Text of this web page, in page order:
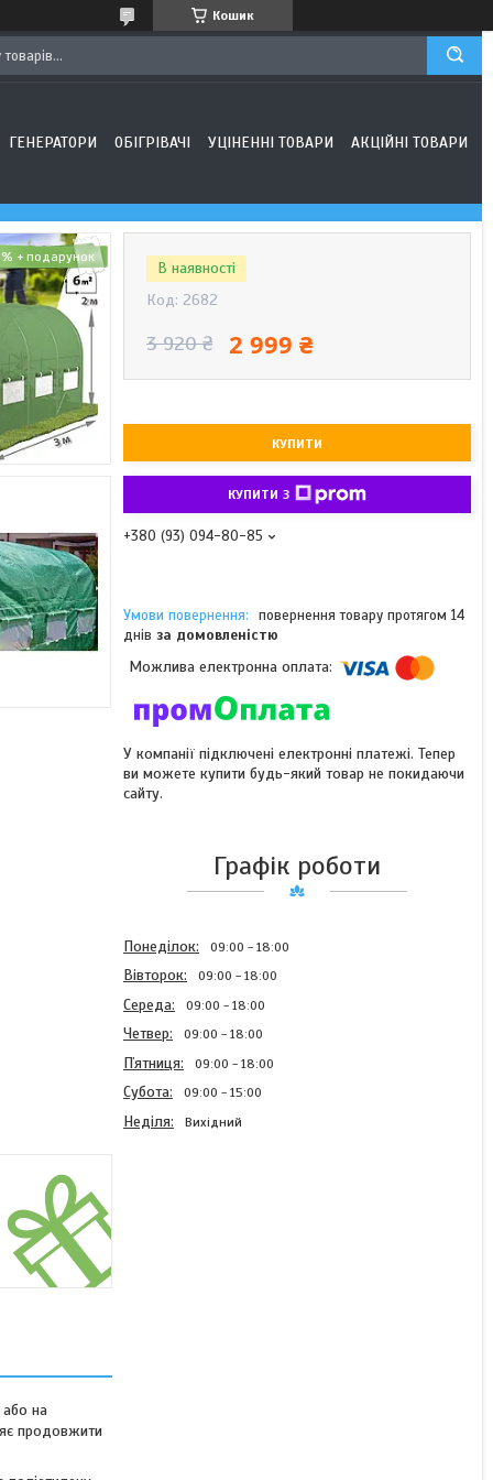
Кошик
ГЕНЕРАТОРИ ОБІГРІВАЧІ УЦІНЕННІ ТОВАРИ АКЦІЙНІ ТОВАРИ
на
продовжити
В наявності
Код: 2682
3 920 ₴ 2 999 ₴
КУПИТИ
КУПИТИ З
+380 (93) 094-80-85
повернення товару протягом 14
днів за домовленістю
У компанії підключені електронні платежі. Тепер
ви можете купити будь-який товар не покидаючи
сайту.
Графік роботи
Понеділок 09:00 18:00
Вівторок 09:00 18:00
Середа 09:00 18:00
Четвер 09:00 18:00
Пʼятниця 09:00 18:00
Субота 09:00 15:00
Неділя Вихідний